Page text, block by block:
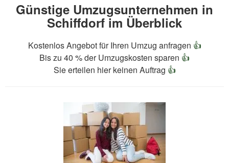
Günstige Umzugsunternehmen in
Schiffdorf im Überblick
Kostenlos Angebot für Ihren Umzug anfragen 👍
Bis zu 40 % der Umzugskosten sparen 👍
Sie erteilen hier keinen Auftrag 👍